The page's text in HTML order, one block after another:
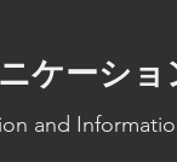
ケーショ
and